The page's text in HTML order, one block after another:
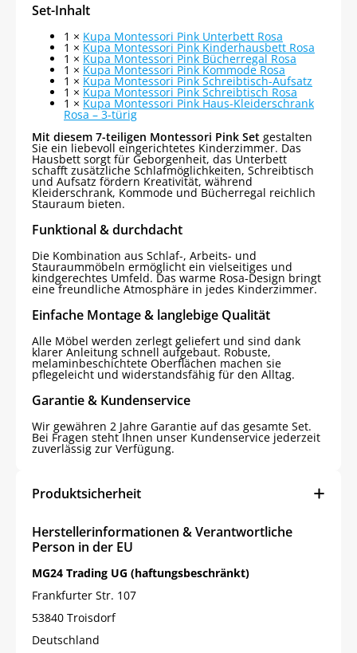
Set-Inhalt
1 × Kupa Montessori Pink Unterbett Rosa
1 × Kupa Montessori Pink Kinderhausbett Rosa
1 × Kupa Montessori Pink Bücherregal Rosa
1 × Kupa Montessori Pink Kommode Rosa
1 × Kupa Montessori Pink Schreibtisch-Aufsatz
1 × Kupa Montessori Pink Schreibtisch Rosa
1 × Kupa Montessori Pink Haus-Kleiderschrank
Rosa – 3-türig
Mit diesem 7-teiligen Montessori Pink Set gestalten
Sie ein liebevoll eingerichtetes Kinderzimmer. Das
Hausbett sorgt für Geborgenheit, das Unterbett
schafft zusätzliche Schlafmöglichkeiten, Schreibtisch
und Aufsatz fördern Kreativität, während
Kleiderschrank, Kommode und Bücherregal reichlich
Stauraum bieten.
Funktional & durchdacht
Die Kombination aus Schlaf-, Arbeits- und
Stauraummöbeln ermöglicht ein vielseitiges und
kindgerechtes Umfeld. Das warme Rosa-Design bringt
eine freundliche Atmosphäre in jedes Kinderzimmer.
Einfache Montage & langlebige Qualität
Alle Möbel werden zerlegt geliefert und sind dank
klarer Anleitung schnell aufgebaut. Robuste,
melaminbeschichtete Oberflächen machen sie
pflegeleicht und widerstandsfähig für den Alltag.
Garantie & Kundenservice
Wir gewähren 2 Jahre Garantie auf das gesamte Set.
Bei Fragen steht Ihnen unser Kundenservice jederzeit
zuverlässig zur Verfügung.
Produktsicherheit
Herstellerinformationen & Verantwortliche
Person in der EU
MG24 Trading UG (haftungsbeschränkt)
Frankfurter Str. 107
53840 Troisdorf
Deutschland